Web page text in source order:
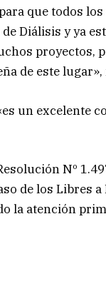
que todos
Diálisis y ya
de este
un excelente
Nº
de los Libres
la atención